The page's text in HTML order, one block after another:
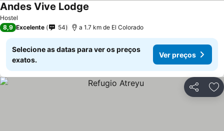
Hostel
Andes Vive Lodge
8,9 Excelente 54 a 1.7 km de El Colorado
Selecione as datas para ver os preços
exatos.
Ver preços
Partilhar